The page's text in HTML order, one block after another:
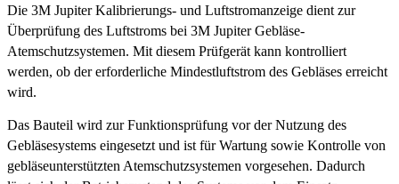
Die 3M Jupiter Kalibrierungs- und Luftstromanzeige dient zur
Überprüfung des Luftstroms bei 3M Jupiter Gebläse-
Atemschutzsystemen. Mit diesem Prüfgerät kann kontrolliert
werden, ob der erforderliche Mindestluftstrom des Gebläses erreicht
wird.
Das Bauteil wird zur Funktionsprüfung vor der Nutzung des
Gebläsesystems eingesetzt und ist für Wartung sowie Kontrolle von
gebläseunterstützten Atemschutzsystemen vorgesehen. Dadurch